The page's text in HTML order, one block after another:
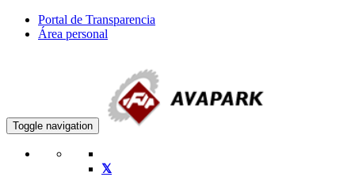
Portal de Transparencia
Área personal
Toggle navigation